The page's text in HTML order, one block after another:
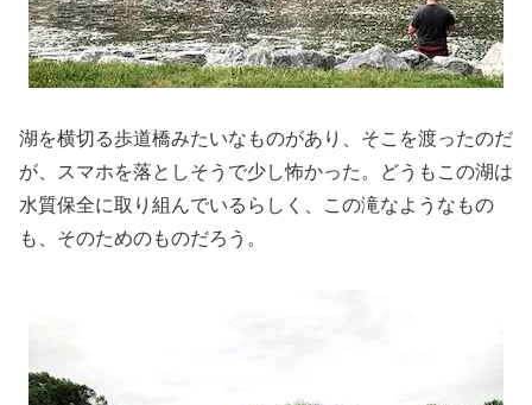
湖を横切る歩道橋みたいなものがあり、そこを渡ったのだ
が、スマホを落としそうで少し怖かった。どうもこの湖は
水質保全に取り組んでいるらしく、この滝なようなもの
も、そのためのものだろう。